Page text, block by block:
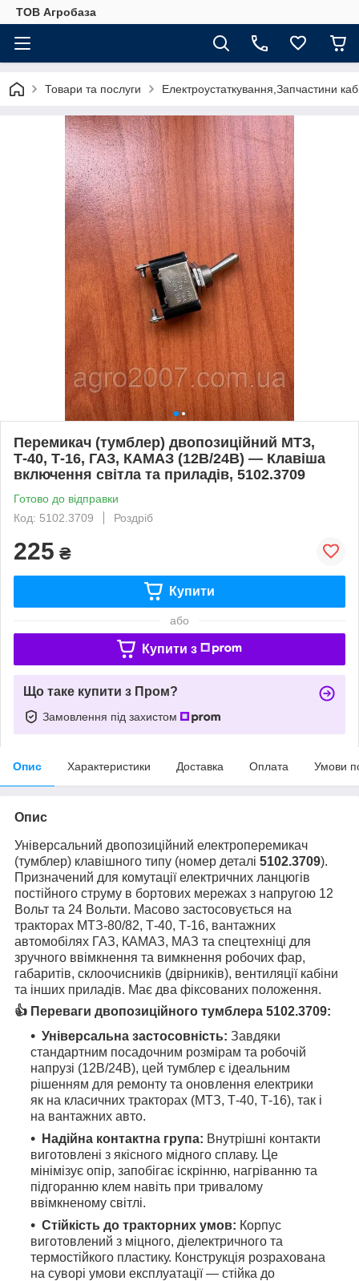
ТОВ Агробаза
Товари та послуги Електроустаткування,Запчастини
Перемикач (тумблер) двопозиційний МТЗ,
Т-40, Т-16, ГАЗ, КАМАЗ (12В/24В) — Клавіша
включення світла та приладів, 5102.3709
Готово до відправки
Код: 5102.3709
Роздріб
225 ₴
Купити
або
Купити з
Що таке купити з Пром?
Замовлення під захистом
Опис Характеристики Доставка Оплата Умови
Опис
Універсальний двопозиційний електроперемикач
(тумблер) клавішного типу (номер деталі 5102.3709).
Призначений для комутації електричних ланцюгів
постійного струму в бортових мережах з напругою 12
Вольт та 24 Вольти. Масово застосовується на
тракторах МТЗ-80/82, Т-40, Т-16, вантажних
автомобілях ГАЗ, КАМАЗ, МАЗ та спецтехніці для
зручного ввімкнення та вимкнення робочих фар,
габаритів, склоочисників (двірників), вентиляції кабіни
та інших приладів. Має два фіксованих положення.
👍 Переваги двопозиційного тумблера 5102.3709:
Універсальна застосовність: Завдяки
стандартним посадочним розмірам та робочій
напрузі (12В/24В), цей тумблер є ідеальним
рішенням для ремонту та оновлення електрики
як на класичних тракторах (МТЗ, Т-40, Т-16), так і
на вантажних авто.
Надійна контактна група: Внутрішні контакти
виготовлені з якісного мідного сплаву. Це
мінімізує опір, запобігає іскрінню, нагріванню та
підгоранню клем навіть при тривалому
ввімкненому світлі.
Стійкість до тракторних умов: Корпус
виготовлений з міцного, діелектричного та
термостійкого пластику. Конструкція розрахована
на суворі умови експлуатації — стійка до